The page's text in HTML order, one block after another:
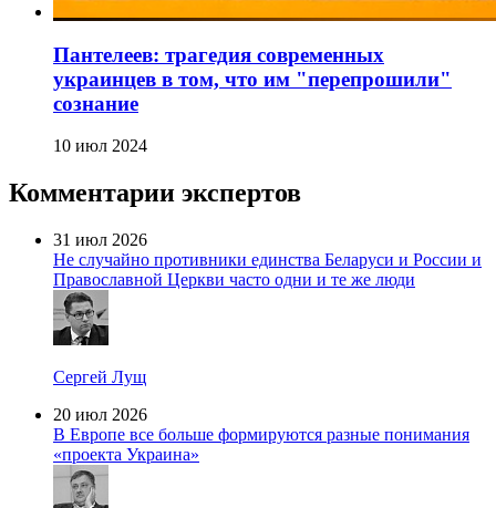
Пантелеев: трагедия современных
украинцев в том, что им "перепрошили"
сознание
10 июл 2024
Комментарии экспертов
31 июл 2026
Не случайно противники единства Беларуси и России и
Православной Церкви часто одни и те же люди
Сергей Лущ
20 июл 2026
В Европе все больше формируются разные понимания
«проекта Украина»